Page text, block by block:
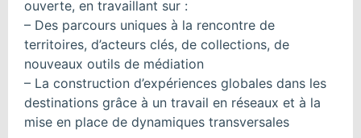
ouverte, en travaillant sur :
– Des parcours uniques à la rencontre de
territoires, d’acteurs clés, de collections, de
nouveaux outils de médiation
– La construction d’expériences globales dans les
destinations grâce à un travail en réseaux et à la
mise en place de dynamiques transversales